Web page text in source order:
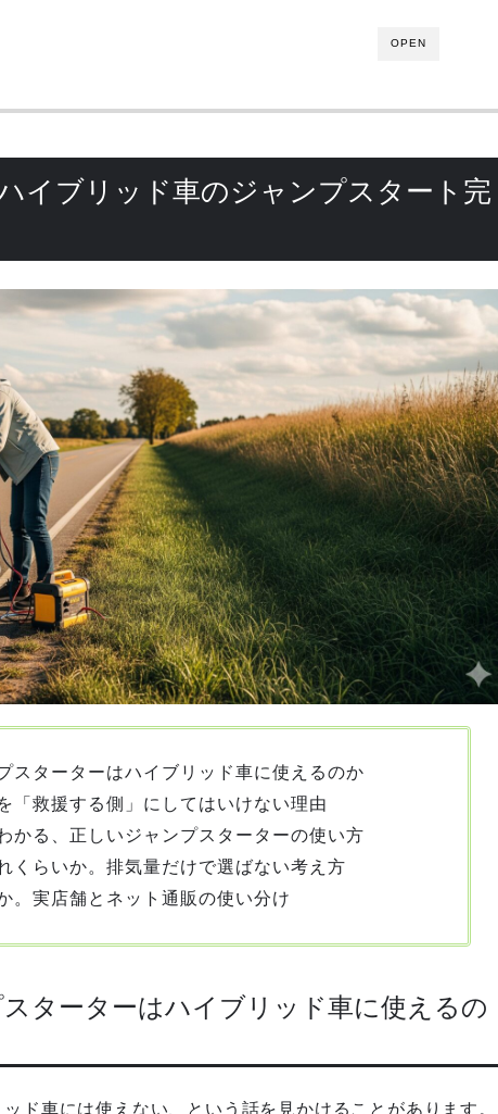
OPEN
イブリッド車のジャンプスタート完
スターターはハイブリッド車に使えるのか
「救援する側」にしてはいけない理由
かる、正しいジャンプスターターの使い方
くらいか。排気量だけで選ばない考え方
。実店舗とネット通販の使い分け
ターターはハイブリッド車に使えるの
ド車には使えない、という話を見かけることがあります。